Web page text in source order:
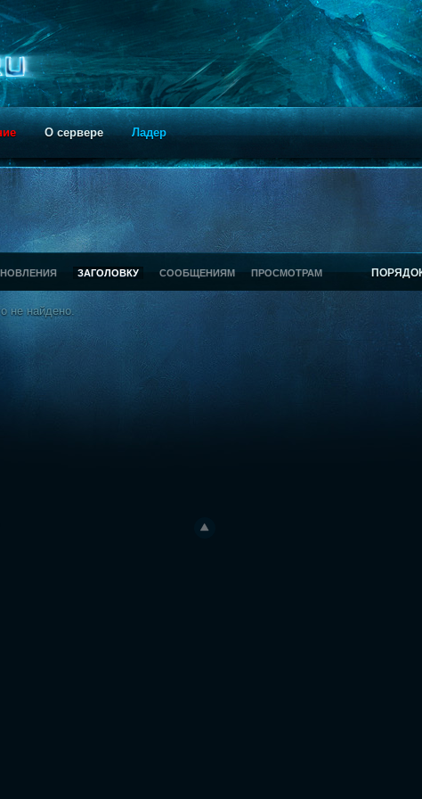
О сервере Ладер
ЗАГОЛОВКУ СООБЩЕНИЯМ ПРОСМОТРАМ
не найдено.